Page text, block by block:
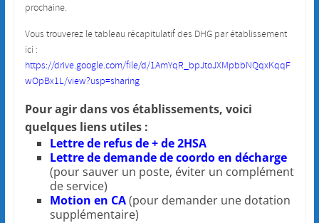
prochaine.
Vous trouverez le tableau récapitulatif des DHG par établissement
ici :
https://drive.google.com/file/d/1AmYqR_bpJtoJXMpbbNQqxKqqF
wOpBx1L/view?usp=sharing
Pour agir dans vos établissements, voici
quelques liens utiles :
Lettre de refus de + de 2HSA
Lettre de demande de coordo en décharge
(pour sauver un poste, éviter un complément
de service)
Motion en CA(pour demander une dotation
supplémentaire)